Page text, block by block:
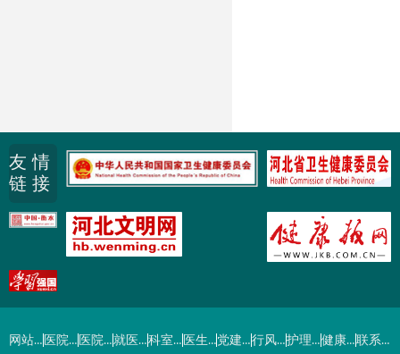
友 情
链 接
网站首页 医院概况 医院动态 就医指南 科室导航 医生介绍 党建工作 行风建设 护理园地 健康园地 联系我们